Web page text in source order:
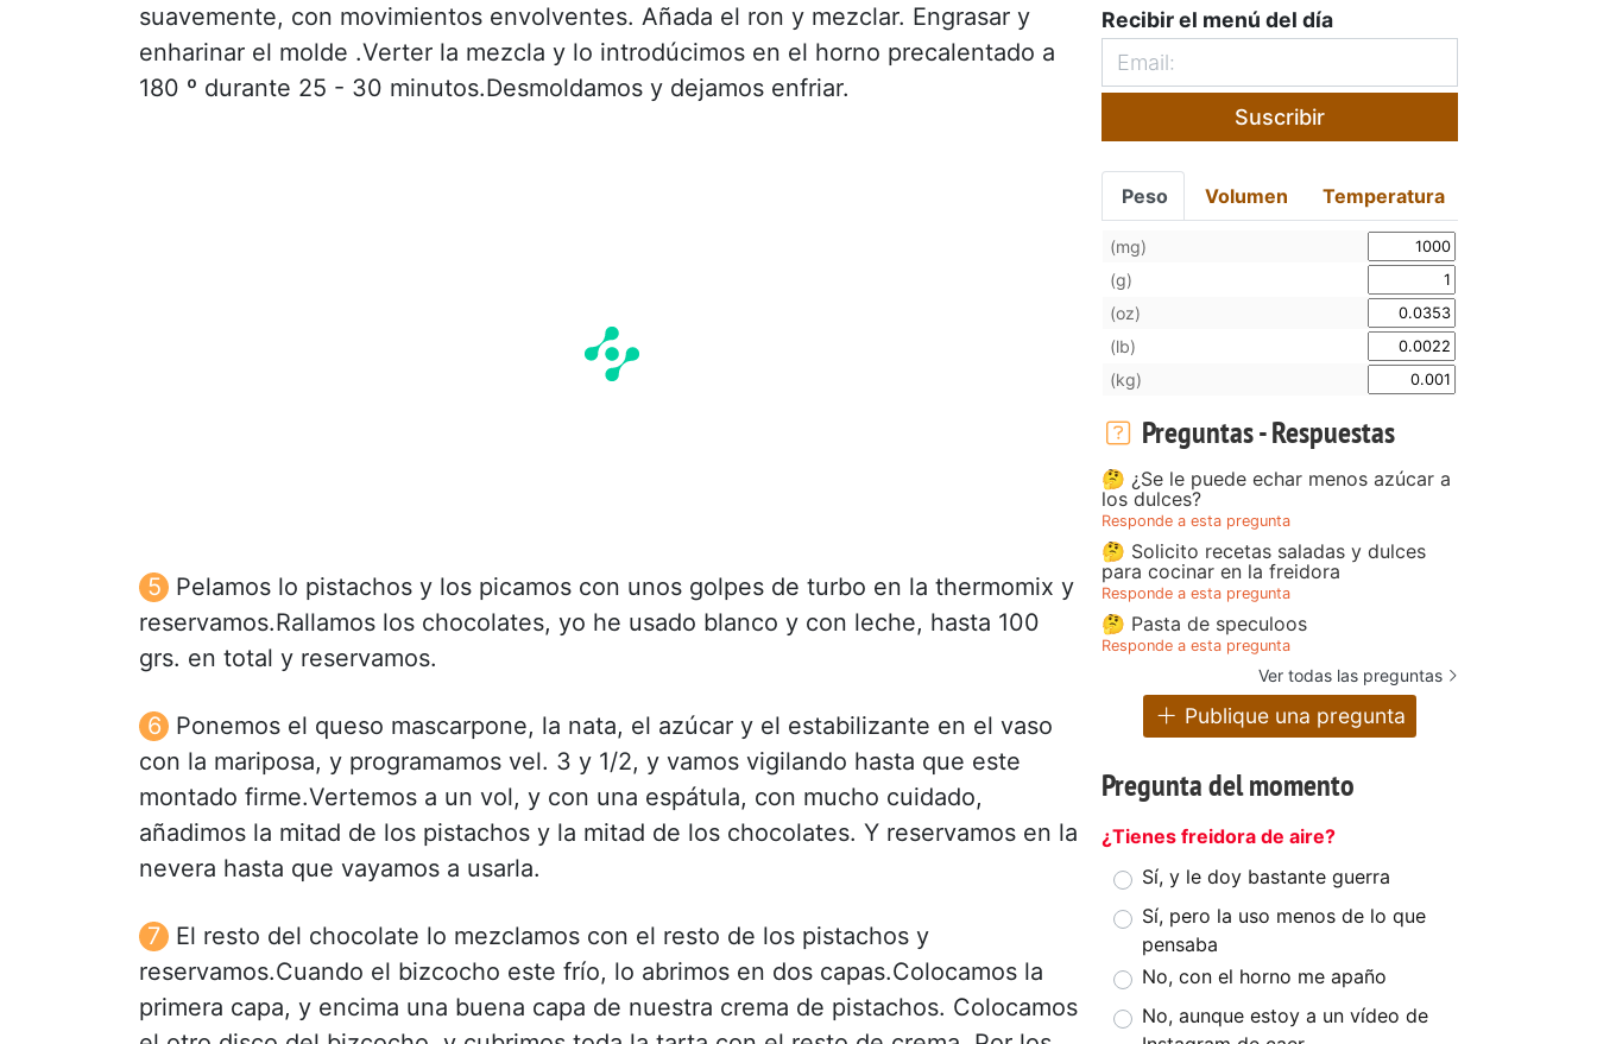
suavemente, con movimientos envolventes. Añada el ron y mezclar. Engrasar y
enharinar el molde .Verter la mezcla y lo introdúcimos en el horno precalentado a
180 º durante 25 - 30 minutos.Desmoldamos y dejamos enfriar.
Pelamos lo pistachos y los picamos con unos golpes de turbo en la thermomix y
reservamos.Rallamos los chocolates, yo he usado blanco y con leche, hasta 100
grs. en total y reservamos.
Ponemos el queso mascarpone, la nata, el azúcar y el estabilizante en el vaso
con la mariposa, y programamos vel. 3 y 1/2, y vamos vigilando hasta que este
montado firme.Vertemos a un vol, y con una espátula, con mucho cuidado,
añadimos la mitad de los pistachos y la mitad de los chocolates. Y reservamos en la
nevera hasta que vayamos a usarla.
El resto del chocolate lo mezclamos con el resto de los pistachos y
reservamos.Cuando el bizcocho este frío, lo abrimos en dos capas.Colocamos la
primera capa, y encima una buena capa de nuestra crema de pistachos. Colocamos
Recibir el menú del día
Suscribir
Peso Volumen Temperatura
(mg)
(g)
(oz)
(lb)
(kg)
Preguntas - Respuestas
🤔 ¿Se le puede echar menos azúcar a
los dulces?
Responde a esta pregunta
🤔 Solicito recetas saladas y dulces
para cocinar en la freidora
Responde a esta pregunta
🤔 Pasta de speculoos
Responde a esta pregunta
Ver todas las preguntas
Publique una pregunta
Pregunta del momento
¿Tienes freidora de aire?
Sí, y le doy bastante guerra
Sí, pero la uso menos de lo que
pensaba
No, con el horno me apaño
No, aunque estoy a un vídeo de